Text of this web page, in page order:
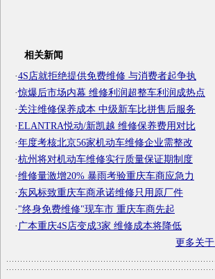
相关新闻
·4S店就拒绝提供免费维修 与消费者起争执
·惊爆后市场内幕 维修利润超整车利润成热点
·关注维修保养成本 中级新车比拼售后服务
·ELANTRA悦动/新凯越 维修保养费用对比
·年度考核北京56家机动车维修企业需整改
·杭州将对机动车维修实行质量保证期制度
·维修量激增20% 暴雨考验重庆车商应急力
·东风标致重庆车商承诺维修只用原厂件
·"终身免费维修"现车市 重庆车商先起
· 广本重庆4S店变成3家 维修成本将降低
更多关于